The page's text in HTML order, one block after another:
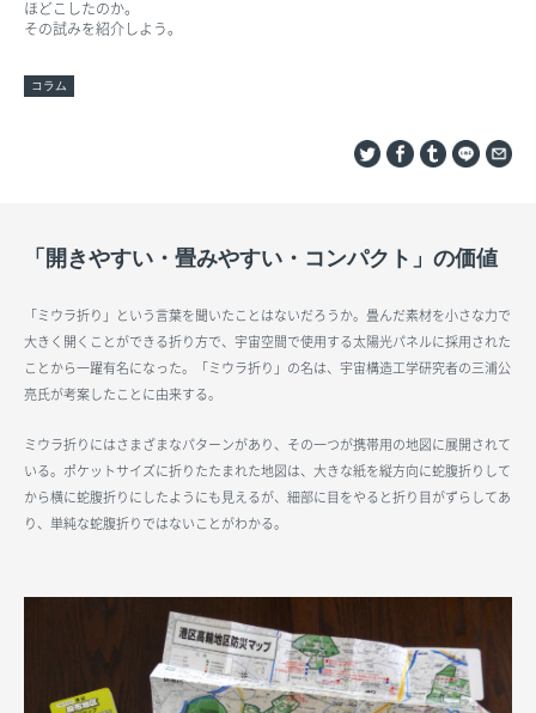
ほどこしたのか。
その試みを紹介しよう。
コラム
「開きやすい・畳みやすい・コンパクト」の価値
「ミウラ折り」という言葉を聞いたことはないだろうか。畳んだ素材を小さな力で
大きく開くことができる折り方で、宇宙空間で使用する太陽光パネルに採用された
ことから一躍有名になった。「ミウラ折り」の名は、宇宙構造工学研究者の三浦公
亮氏が考案したことに由来する。
ミウラ折りにはさまざまなパターンがあり、その一つが携帯用の地図に展開されて
いる。ポケットサイズに折りたたまれた地図は、大きな紙を縦方向に蛇腹折りして
から横に蛇腹折りにしたようにも見えるが、細部に目をやると折り目がずらしてあ
り、単純な蛇腹折りではないことがわかる。